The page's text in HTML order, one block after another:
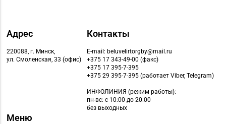
Адрес
220088, г. Минск,
ул. Смоленская, 33 (офис)
Контакты
E-mail: beluvelirtorgby@mail.ru
+375 17 343-49-00 (факс)
+375 17 395-7-395
+375 29 395-7-395 (работает Viber, Telegram)
ИНФОЛИНИЯ (режим работы):
пн-вс: с 10:00 до 20:00
без выходных
Меню